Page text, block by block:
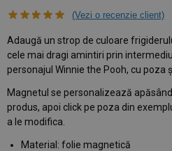
(Vezi o recenzie client)
Adaugă un strop de culoare
cele mai dragi amintiri prin
personajul Winnie the Pooh, cu poza
Magnetul se personalizează
produs, apoi click pe poza din
a le modifica.
Material: folie magnetică